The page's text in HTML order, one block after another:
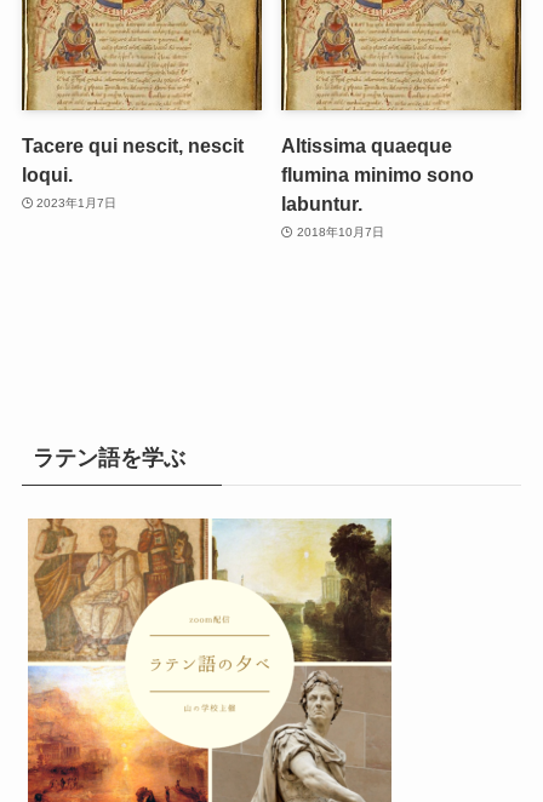
Tacere qui nescit, nescit
loqui.
2023年1月7日
Altissima quaeque
flumina minimo sono
labuntur.
2018年10月7日
ラテン語を学ぶ